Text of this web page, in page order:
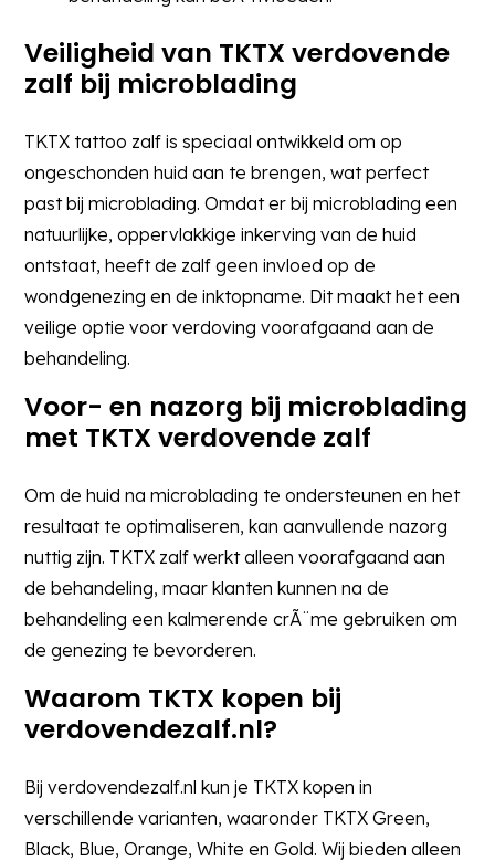
Veiligheid van TKTX verdovende
zalf bij microblading
TKTX tattoo zalf is speciaal ontwikkeld om op
ongeschonden huid aan te brengen, wat perfect
past bij microblading. Omdat er bij microblading een
natuurlijke, oppervlakkige inkerving van de huid
ontstaat, heeft de zalf geen invloed op de
wondgenezing en de inktopname. Dit maakt het een
veilige optie voor verdoving voorafgaand aan de
behandeling.
Voor- en nazorg bij microblading
met TKTX verdovende zalf
Om de huid na microblading te ondersteunen en het
resultaat te optimaliseren, kan aanvullende nazorg
nuttig zijn. TKTX zalf werkt alleen voorafgaand aan
de behandeling, maar klanten kunnen na de
behandeling een kalmerende crÃ¨me gebruiken om
de genezing te bevorderen.
Waarom TKTX kopen bij
verdovendezalf.nl?
Bij verdovendezalf.nl kun je TKTX kopen in
verschillende varianten, waaronder TKTX Green,
Black, Blue, Orange, White en Gold. Wij bieden alleen